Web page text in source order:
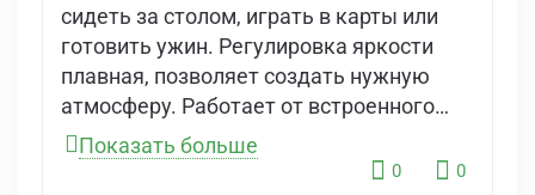
сидеть за столом, играть в карты или
готовить ужин. Регулировка яркости
плавная, позволяет создать нужную
атмосферу. Работает от встроенного
аккумулятора, которого хватает на 2-3
вечера при среднем режиме.
Показать больше
0 0